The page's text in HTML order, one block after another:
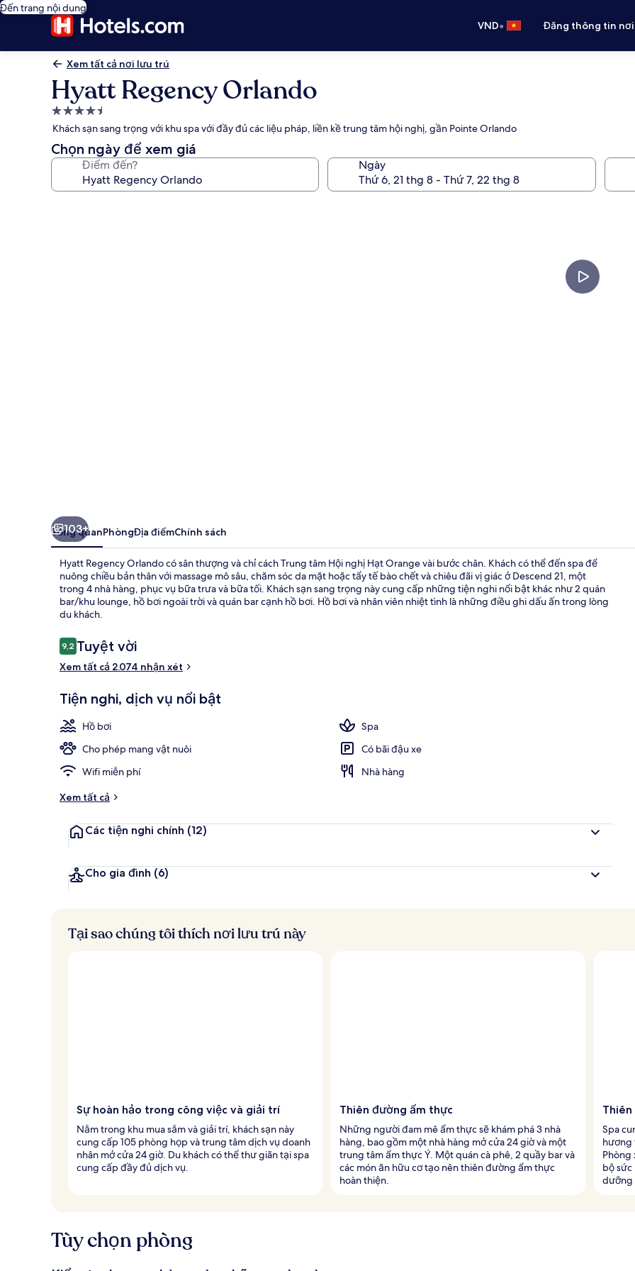
Đến trang nội dung
VND• Đăng thông tin
Xem tất cả nơi lưu trú
Hyatt Regency Orlando
Nơi
lưu
trú
4.5
Khách sạn sang trọng với khu spa với đầy đủ các liệu pháp, liền kề trung tâm hội nghị, gần Pointe Orlando
Chọn ngày để xem giá
Điểm đến? Ngày
Phòng
103+
Tổng quanPhòngĐịa điểmChính sách
Hyatt Regency Orlando có sân thượng và chỉ cách Trung tâm Hội nghị Hạt Orange vài bước chân. Khách có thể đến spa để
nuông chiều bản thân với massage mô sâu, chăm sóc da mặt hoặc tẩy tế bào chết và chiêu đãi vị giác ở Descend 21, một
trong 4 nhà hàng, phục vụ bữa trưa và bữa tối. Khách sạn sang trọng này cung cấp những tiện nghi nổi bật khác như 2 quán
bar/khu lounge, hồ bơi ngoài trời và quán bar cạnh hồ bơi. Hồ bơi và nhân viên nhiệt tình là những điều ghi dấu ấn trong lòng
du khách.
Nhận
xét
9,29,2 trên 10,
Tuyệt vời
Xem tất cả 2.074 nhận xét
Tiện nghi, dịch vụ nổi bật
Hồ bơi
Spa
Cho phép mang vật nuôi
Có bãi đậu xe
Wifi miễn phí
Nhà hàng
Xem tất cả
Các tiện nghi chính (12)
Cho gia đình (6)
Tại sao chúng tôi thích nơi lưu trú này
Sự hoàn hảo trong công việc và giải trí
Nằm trong khu mua sắm và giải trí, khách sạn này
cung cấp 105 phòng họp và trung tâm dịch vụ doanh
nhân mở cửa 24 giờ. Du khách có thể thư giãn tại spa
cung cấp đầy đủ dịch vụ.
Thiên đường ẩm thực
Những người đam mê ẩm thực sẽ khám phá 3 nhà
hàng, bao gồm một nhà hàng mở cửa 24 giờ và một
trung tâm ẩm thực Ý. Một quán cà phê, 2 quầy bar và
các món ăn hữu cơ tạo nên thiên đường ẩm thực
hoàn thiện.
Spa
hương
Phòng
bộ sức
dưỡng
Tùy chọn phòng